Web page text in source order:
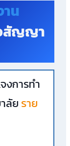
น
สัญญา
งการทำ
ลัย ราย